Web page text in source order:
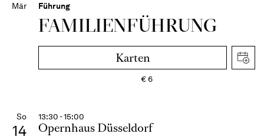
Mär Führung
FAMI­LIEN­FÜH­RUNG
Karten
€6
So
14
13:30 - 15:00
Opernhaus Düsseldorf